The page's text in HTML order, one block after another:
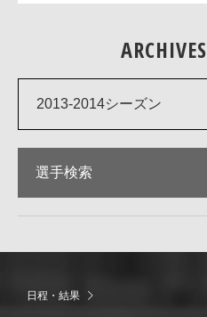
ARCHIVES
2013-2014シーズン
選手検索
日程・結果